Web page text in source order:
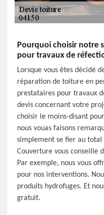
Pourquoi choisir notre
pour travaux de
Lorsque vous êtes décidé
réparation de toiture en
prestataires pour travaux
devis concernant votre
choisir le moins-disant
nous vouas faisons
simplement se fier au total
Couverture vous conseille
Par exemple, nous vous
pour nos interventions.
produits hydrofuges. Et
gratuit.